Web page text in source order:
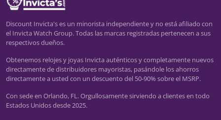
Discount Invicta's es un minorista independiente y no está afiliado con
el Invicta Watch Group. Todas las marcas registradas pertenecen a sus
respectivos dueños.
Obtenemos relojes y joyas Invicta auténticos y completamente nuevos
directamente de distribuidores mayoristas, pasándole los ahorros
directamente a usted con un descuento del 50-90% sobre el MSRP.
Con sede en Orlando, FL. Orgullosamente sirviendo a clientes en todo
Estados Unidos desde 2025.